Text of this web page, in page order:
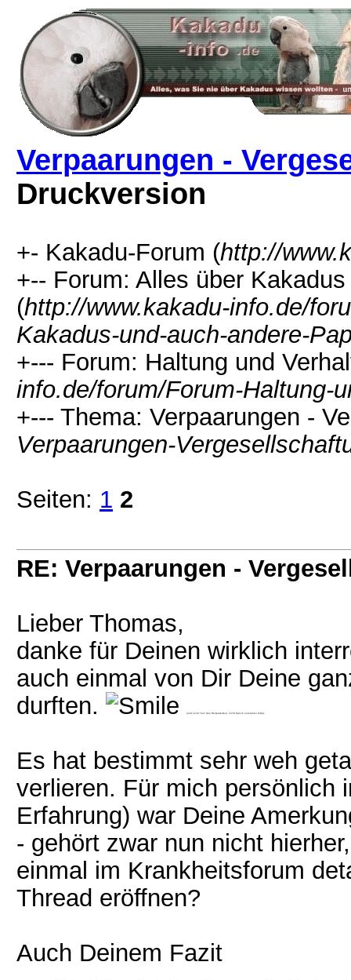
Verpaarungen -
Druckversion
+- Kakadu-Forum (http://
+-- Forum: Alles über
(http://www.kakadu-info.de/
Kakadus-und-auch-andere-
+--- Forum: Haltung und
info.de/forum/Forum-Haltung-
+--- Thema: Verpaarungen -
Verpaarungen-
Seiten: 1 2
RE: Verpaarungen -
Lieber Thomas,
danke für Deinen wirklich
auch einmal von Dir Deine
durften.
(und nicht "nur" den Heilpraktiker, nicht falsch verstehen bitte).
Es hat bestimmt sehr weh
verlieren. Für mich persönlich
Erfahrung) war Deine
- gehört zwar nun nicht
einmal im Krankheitsforum
Thread eröffnen?
Auch Deinem Fazit